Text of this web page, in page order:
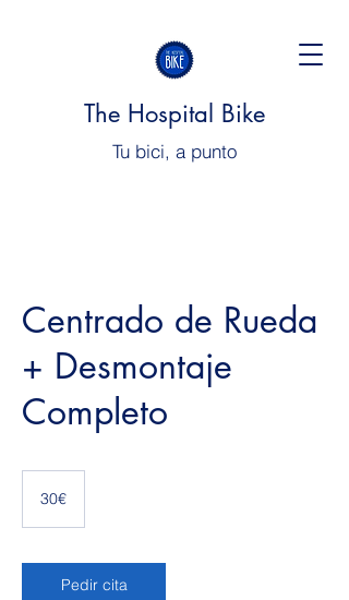
The Hospital Bike
Tu bici, a punto
Centrado de Rueda
+ Desmontaje
Completo
30€
Pedir cita